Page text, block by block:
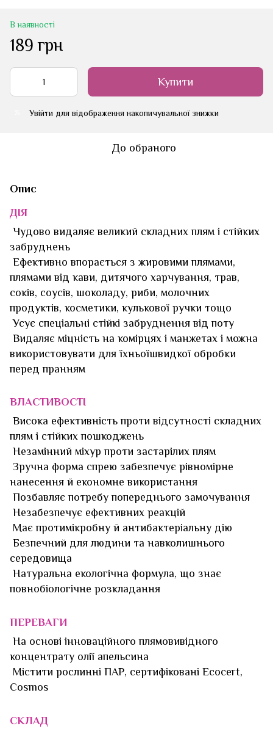
В наявності
189 грн
Купити
Увійти для відображення накопичувальної знижки
До обраного
Опис
ДІЯ
Чудово видаляє великий складних плям і стійких
забруднень
Ефективно впорається з жировими плямами,
плямами від кави, дитячого харчування, трав,
соків, соусів, шоколаду, риби, молочних
продуктів, косметики, кулькової ручки тощо
Усує спеціальні стійкі забруднення від поту
Видаляє міцність на комірцях і манжетах і можна
використовувати для їхньоїшвидкої обробки
перед пранням
ВЛАСТИВОСТІ
Висока ефективність проти відсутності складних
плям і стійких пошкоджень
Незамінний міхур проти застарілих плям
Зручна форма спрею забезпечує рівномірне
нанесення й економне використання
Позбавляє потребу попереднього замочування
Незабезпечує ефективних реакцій
Має протимікробну й антибактеріальну дію
Безпечний для людини та навколишнього
середовища
Натуральна екологічна формула, що знає
повнобіологічне розкладання
ПЕРЕВАГИ
На основі інноваційного плямовивідного
концентрату олії апельсина
Містити рослинні ПАР, сертифіковані Ecocert,
Cosmos
СКЛАД